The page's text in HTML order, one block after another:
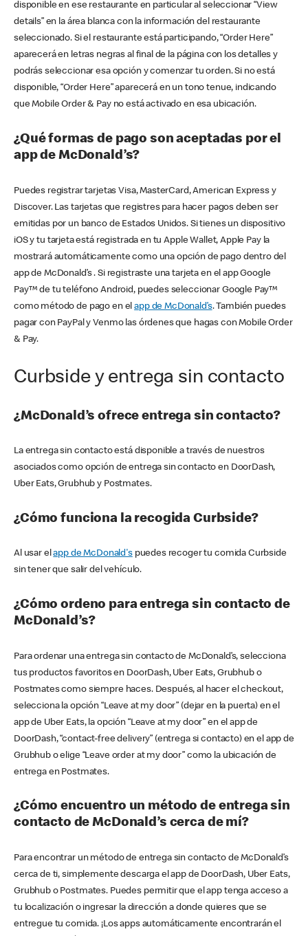
disponible en ese restaurante en particular al seleccionar “View
details” en la área blanca con la información del restaurante
seleccionado. Si el restaurante está participando, “Order Here”
aparecerá en letras negras al final de la página con los detalles y
podrás seleccionar esa opción y comenzar tu orden. Si no está
disponible, “Order Here” aparecerá en un tono tenue, indicando
que Mobile Order & Pay no está activado en esa ubicación.
¿Qué formas de pago son aceptadas por el
app de McDonald’s?
Puedes registrar tarjetas Visa, MasterCard, American Express y
Discover. Las tarjetas que registres para hacer pagos deben ser
emitidas por un banco de Estados Unidos. Si tienes un dispositivo
iOS y tu tarjeta está registrada en tu Apple Wallet, Apple Pay la
mostrará automáticamente como una opción de pago dentro del
app de McDonald’s . Si registraste una tarjeta en el app Google
Pay™ de tu teléfono Android, puedes seleccionar Google Pay™
como método de pago en elapp de McDonald’s. También puedes
pagar con PayPal y Venmo las órdenes que hagas con Mobile Order
& Pay.
Curbside y entrega sin contacto
¿McDonald’s ofrece entrega sin contacto?
La entrega sin contacto está disponible a través de nuestros
asociados como opción de entrega sin contacto en DoorDash,
Uber Eats, Grubhub y Postmates.
¿Cómo funciona la recogida Curbside?
Al usar elapp de McDonald'spuedes recoger tu comida Curbside
sin tener que salir del vehículo.
¿Cómo ordeno para entrega sin contacto de
McDonald’s?
Para ordenar una entrega sin contacto de McDonald’s, selecciona
tus productos favoritos en DoorDash, Uber Eats, Grubhub o
Postmates como siempre haces. Después, al hacer el checkout,
selecciona la opción “Leave at my door” (dejar en la puerta) en el
app de Uber Eats, la opción “Leave at my door” en el app de
DoorDash, “contact-free delivery” (entrega si contacto) en el app de
Grubhub o elige “Leave order at my door” como la ubicación de
entrega en Postmates.
¿Cómo encuentro un método de entrega sin
contacto de McDonald’s cerca de mí?
Para encontrar un método de entrega sin contacto de McDonald’s
cerca de ti, simplemente descarga el app de DoorDash, Uber Eats,
Grubhub o Postmates. Puedes permitir que el app tenga acceso a
tu localización o ingresar la dirección a donde quieres que se
entregue tu comida. ¡Los apps automáticamente encontrarán el